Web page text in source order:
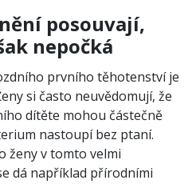
posouvají,
nepočká
prvního těhotenství je
si často neuvědomují, že
dítěte mohou částečně
nastoupí bez ptaní.
ženy v tomto velmi
dá například přírodními